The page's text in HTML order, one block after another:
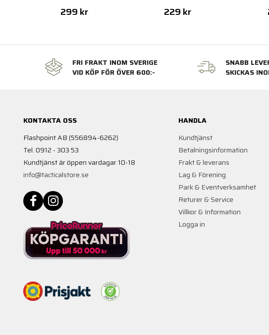
299 kr 229 kr
FRI FRAKT INOM SVERIGE
VID KÖP FÖR ÖVER 600:-
SNABB
SKICKAS
KONTAKTA OSS
Flashpoint AB (556894-6262)
Tel. 0912 - 303 53
Kundtjänst är öppen vardagar 10-18
info@tacticalstore.se
HANDLA
Kundtjänst
Betalningsinformation
Frakt & leverans
Lag & Förening
Park & Eventverksamhet
Returer & Service
Villkor & Information
Logga in